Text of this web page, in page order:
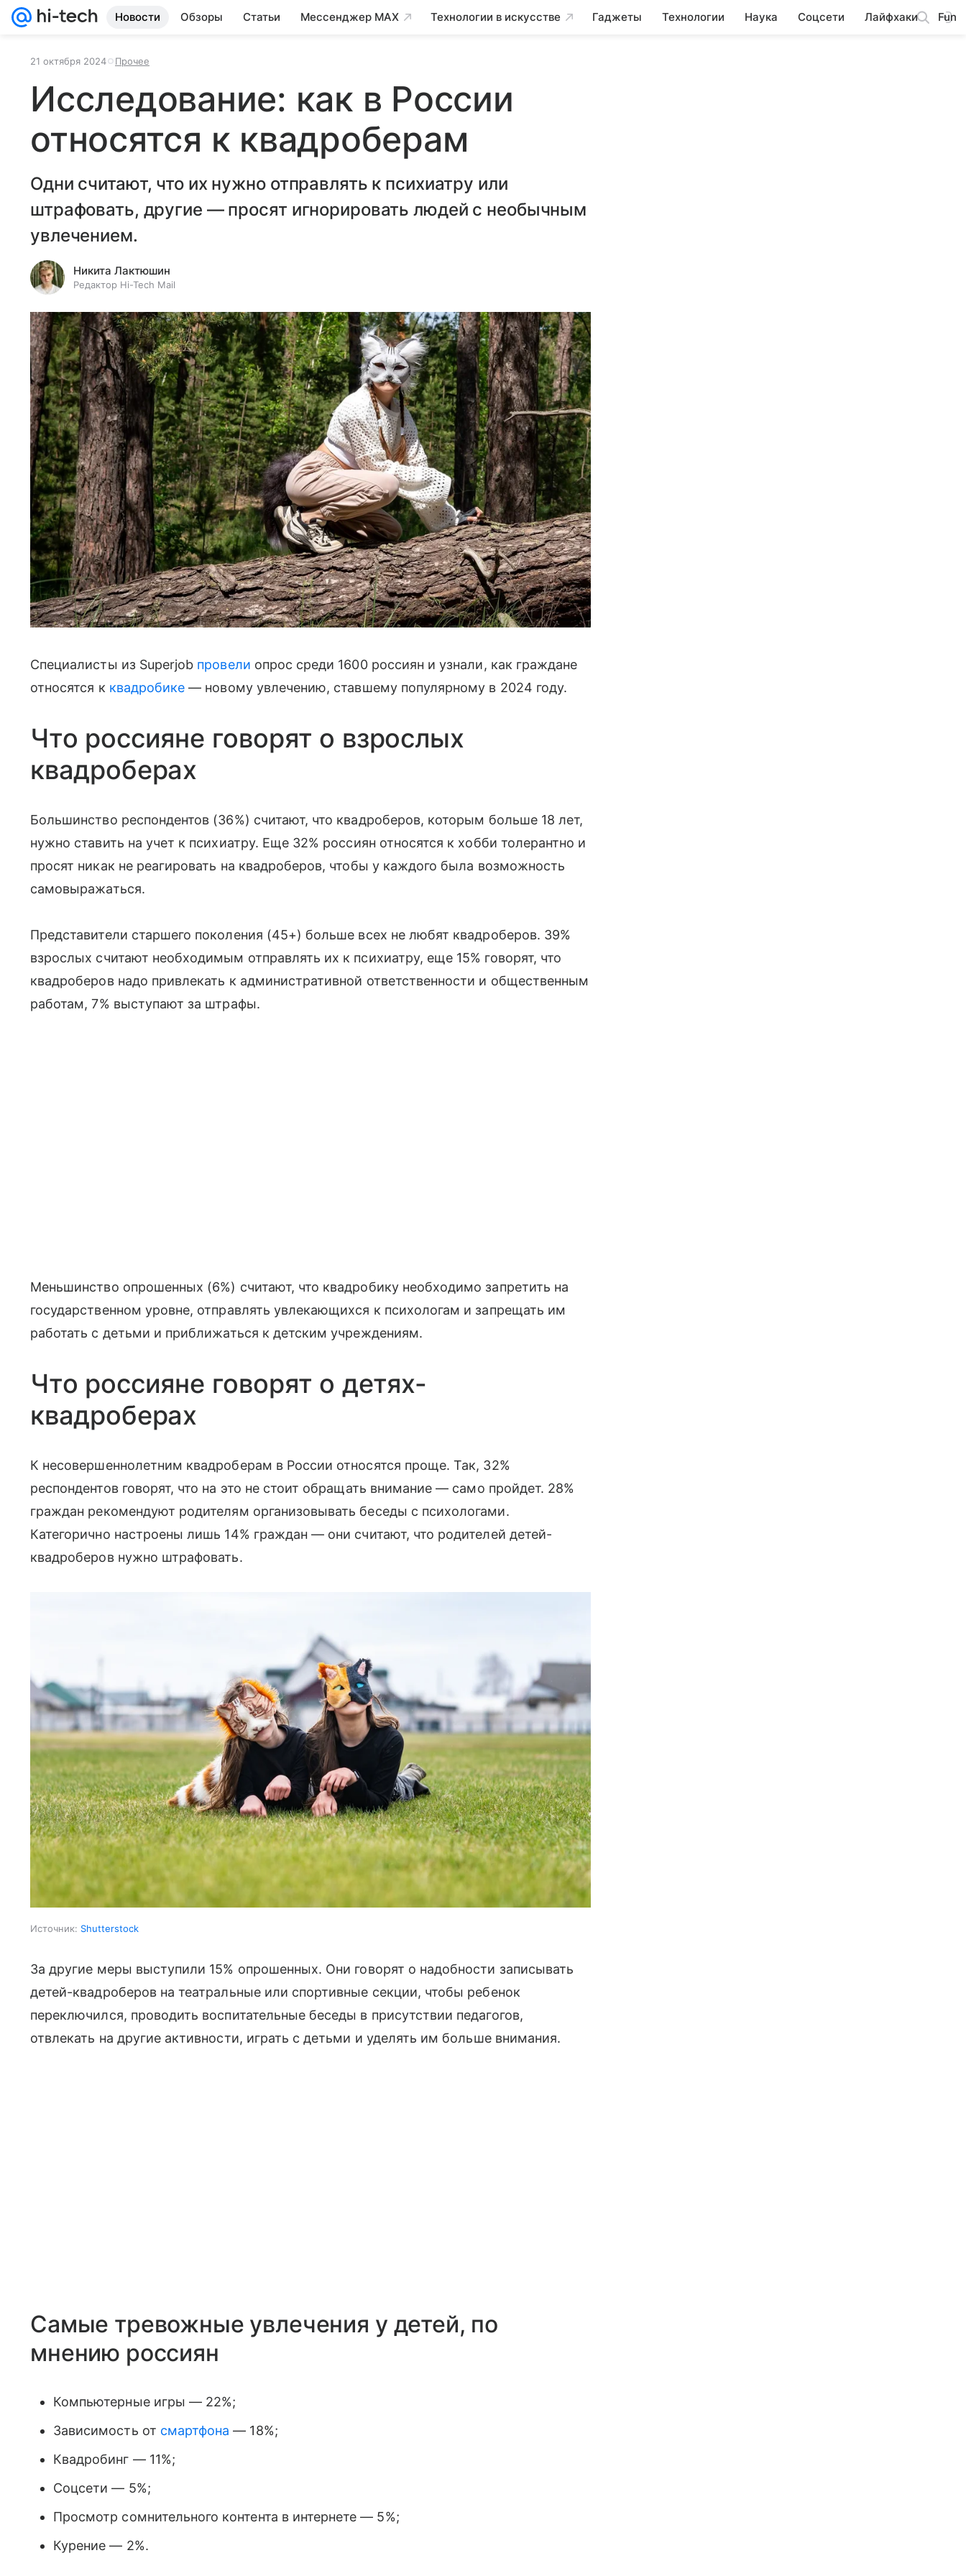
Новости Обзоры Статьи Мессенджер MAX Технологии в искусстве Гаджеты Технологии Наука Соцсети Лайфхаки Fun
21 октября 2024 Прочее
Исследование: как в России
относятся к квадроберам
Одни считают, что их нужно отправлять к психиатру или
штрафовать, другие — просят игнорировать людей с необычным
увлечением.
Никита Лактюшин
Редактор Hi-Tech Mail
Специалисты из Superjob провели опрос среди 1600 россиян и узнали, как граждане
относятся к квадробике — новому увлечению, ставшему популярному в 2024 году.
Что россияне говорят о взрослых
квадроберах
Большинство респондентов (36%) считают, что квадроберов, которым больше 18 лет,
нужно ставить на учет к психиатру. Еще 32% россиян относятся к хобби толерантно и
просят никак не реагировать на квадроберов, чтобы у каждого была возможность
самовыражаться.
Представители старшего поколения (45+) больше всех не любят квадроберов. 39%
взрослых считают необходимым отправлять их к психиатру, еще 15% говорят, что
квадроберов надо привлекать к административной ответственности и общественным
работам, 7% выступают за штрафы.
Меньшинство опрошенных (6%) считают, что квадробику необходимо запретить на
государственном уровне, отправлять увлекающихся к психологам и запрещать им
работать с детьми и приближаться к детским учреждениям.
Что россияне говорят о детях-
квадроберах
К несовершеннолетним квадроберам в России относятся проще. Так, 32%
респондентов говорят, что на это не стоит обращать внимание — само пройдет. 28%
граждан рекомендуют родителям организовывать беседы с психологами.
Категорично настроены лишь 14% граждан — они считают, что родителей детей-
квадроберов нужно штрафовать.
Источник: Shutterstock
За другие меры выступили 15% опрошенных. Они говорят о надобности записывать
детей-квадроберов на театральные или спортивные секции, чтобы ребенок
переключился, проводить воспитательные беседы в присутствии педагогов,
отвлекать на другие активности, играть с детьми и уделять им больше внимания.
Самые тревожные увлечения у детей, по
мнению россиян
Компьютерные игры — 22%;
Зависимость от смартфона — 18%;
Квадробинг — 11%;
Соцсети — 5%;
Просмотр сомнительного контента в интернете — 5%;
Курение — 2%.